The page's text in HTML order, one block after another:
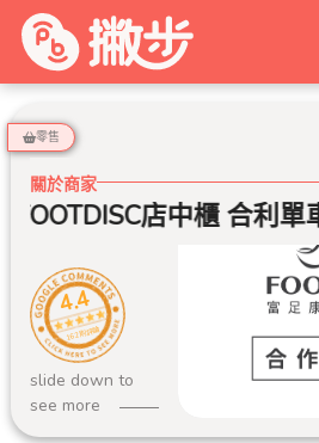
零售
關於商家
FOOTDISC店中櫃 合利單車
4.4
162 則評論
slide down to
see more